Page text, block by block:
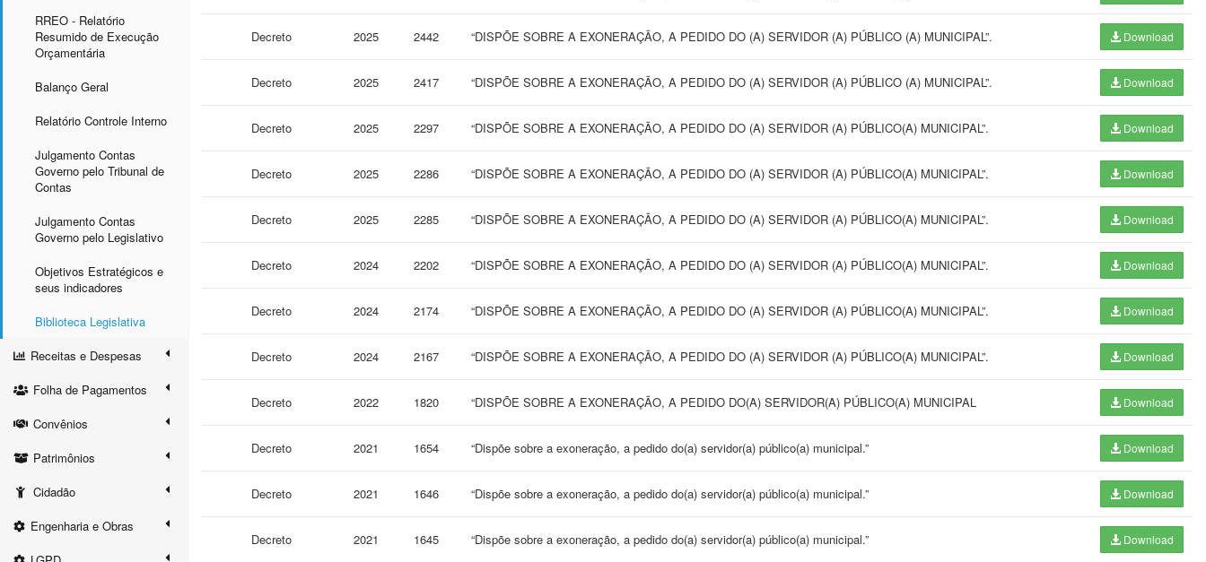
RREO - Relatório
Resumido de Execução
Orçamentária
Balanço Geral
Relatório Controle Interno
Julgamento Contas
Governo pelo Tribunal de
Contas
Julgamento Contas
Governo pelo Legislativo
Objetivos Estratégicos e
seus indicadores
Biblioteca Legislativa
Receitas e Despesas
Folha de Pagamentos
Convênios
Patrimônios
Cidadão
Engenharia e Obras
Decreto 2025 2442 “DISPÕE SOBRE A EXONERAÇÃO, A PEDIDO DO (A) SERVIDOR (A) PÚBLICO (A) MUNICIPAL”. Download
Decreto 2025 2417 “DISPÕE SOBRE A EXONERAÇÃO, A PEDIDO DO (A) SERVIDOR (A) PÚBLICO (A) MUNICIPAL”. Download
Decreto 2025 2297 “DISPÕE SOBRE A EXONERAÇÃO, A PEDIDO DO (A) SERVIDOR (A) PÚBLICO(A) MUNICIPAL”. Download
Decreto 2025 2286 “DISPÕE SOBRE A EXONERAÇÃO, A PEDIDO DO (A) SERVIDOR (A) PÚBLICO(A) MUNICIPAL”. Download
Decreto 2025 2285 “DISPÕE SOBRE A EXONERAÇÃO, A PEDIDO DO (A) SERVIDOR (A) PÚBLICO(A) MUNICIPAL”. Download
Decreto 2024 2202 “DISPÕE SOBRE A EXONERAÇÃO, A PEDIDO DO (A) SERVIDOR (A) PÚBLICO(A) MUNICIPAL”. Download
Decreto 2024 2174 “DISPÕE SOBRE A EXONERAÇÃO, A PEDIDO DO (A) SERVIDOR (A) PÚBLICO(A) MUNICIPAL”. Download
Decreto 2024 2167 “DISPÕE SOBRE A EXONERAÇÃO, A PEDIDO DO (A) SERVIDOR (A) PÚBLICO(A) MUNICIPAL”. Download
Decreto 2022 1820 “DISPÕE SOBRE A EXONERAÇÃO, A PEDIDO DO(A) SERVIDOR(A) PÚBLICO(A) MUNICIPAL Download
Decreto 2021 1654 “Dispõe sobre a exoneração, a pedido do(a) servidor(a) público(a) municipal.” Download
Decreto 2021 1646 “Dispõe sobre a exoneração, a pedido do(a) servidor(a) público(a) municipal.” Download
Decreto 2021 1645 “Dispõe sobre a exoneração, a pedido do(a) servidor(a) público(a) municipal.” Download